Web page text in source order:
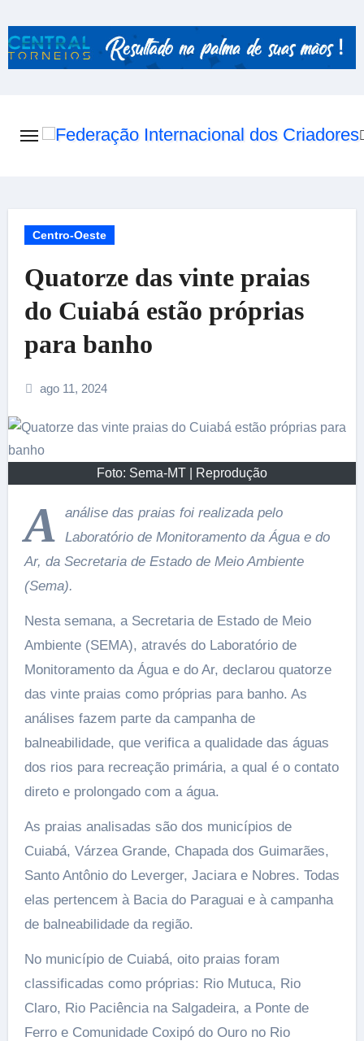
content
Centro-Oeste
Quatorze das vinte praias
do Cuiabá estão próprias
para banho
ago 11, 2024
Foto: Sema-MT | Reprodução
A
análise das praias foi realizada pelo
Laboratório de Monitoramento da Água e do
Ar, da Secretaria de Estado de Meio Ambiente
(Sema).
Nesta semana, a Secretaria de Estado de Meio
Ambiente (SEMA), através do Laboratório de
Monitoramento da Água e do Ar, declarou quatorze
das vinte praias como próprias para banho. As
análises fazem parte da campanha de
balneabilidade, que verifica a qualidade das águas
dos rios para recreação primária, a qual é o contato
direto e prolongado com a água.
As praias analisadas são dos municípios de
Cuiabá, Várzea Grande, Chapada dos Guimarães,
Santo Antônio do Leverger, Jaciara e Nobres. Todas
elas pertencem à Bacia do Paraguai e à campanha
de balneabilidade da região.
No município de Cuiabá, oito praias foram
classificadas como próprias: Rio Mutuca, Rio
Claro, Rio Paciência na Salgadeira, a Ponte de
Ferro e Comunidade Coxipó do Ouro no Rio